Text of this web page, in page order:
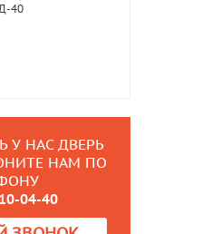
40
У НАС ДВЕРЬ
НАМ ПО
04-40